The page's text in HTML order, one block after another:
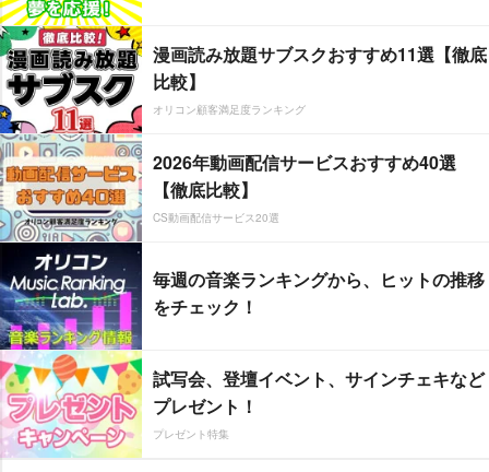
漫画読み放題サブスクおすすめ11選【徹底
比較】
オリコン顧客満足度ランキング
2026年動画配信サービスおすすめ40選
【徹底比較】
CS動画配信サービス20選
毎週の音楽ランキングから、ヒットの推移
をチェック！
試写会、登壇イベント、サインチェキなど
プレゼント！
プレゼント特集